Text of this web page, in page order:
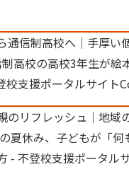
通信制高校へ｜手厚い
高校の高校3年生が絵
校支援ポータルサイト
のリフレッシュ｜地域
夏休み、子どもが「何
- 不登校支援ポータル